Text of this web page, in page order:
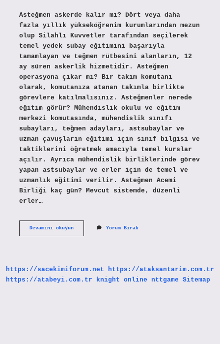
Asteğmen askerde kalır mı? Dört veya daha
fazla yıllık yükseköğrenim kurumlarından mezun
olup Silahlı Kuvvetler tarafından seçilerek
temel yedek subay eğitimini başarıyla
tamamlayan ve teğmen rütbesini alanların, 12
ay süren askerlik hizmetidir. Asteğmen
operasyona çıkar mı? Bir takım komutanı
olarak, komutanıza atanan takımla birlikte
görevlere katılmalısınız. Asteğmenler nerede
eğitim görür? Mühendislik okulu ve eğitim
merkezi komutasında, mühendislik sınıfı
subayları, teğmen adayları, astsubaylar ve
uzman çavuşların eğitimi için sınıf bilgisi ve
taktiklerini öğretmek amacıyla temel kurslar
açılır. Ayrıca mühendislik birliklerinde görev
yapan astsubaylar ve erler için de temel ve
uzmanlık eğitimi verilir. Asteğmen Acemi
Birliği kaç gün? Mevcut sistemde, düzenli
erler…
Devamını okuyunAsteğmen
Yorum Bırak
https://sacekimiforum.net
https://ataksantarim.com.tr
https://atabeyi.com.tr
knight online nttgame Sitemap